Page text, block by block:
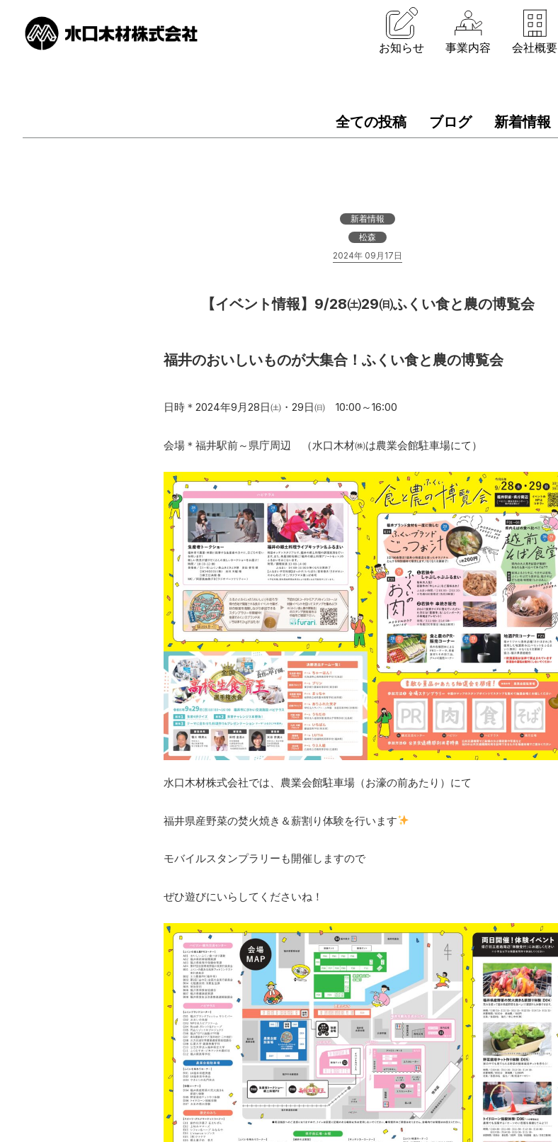
お知らせ 事業内容 会社概要
全ての投稿 ブログ 新着情報
新着情報
松森
2024年 09月17日
【イベント情報】9/28㈯29㈰ふくい食と農の博覧会
福井のおいしいものが大集合！ふくい食と農の博覧会
日時＊2024年9月28日㈯・29日㈰ 10:00～16:00
会場＊福井駅前～県庁周辺 （水口木材㈱は農業会館駐車場にて）
水口木材株式会社では、農業会館駐車場（お濠の前あたり）にて
福井県産野菜の焚火焼き＆薪割り体験を行います
モバイルスタンプラリーも開催しますので
ぜひ遊びにいらしてくださいね！